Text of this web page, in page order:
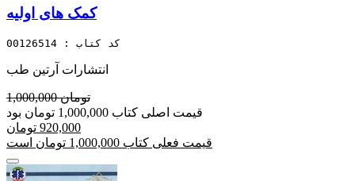
کمک های اولیه
کد کتاب : 00126514
انتشارات آرتین طب
1,000,000 تومان
قیمت اصلی کتاب 1,000,000 تومان بود
920,000 تومان
قیمت فعلی کتاب 1,000,000 تومان است